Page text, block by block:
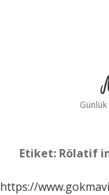
Etiket: Rölatif
https://